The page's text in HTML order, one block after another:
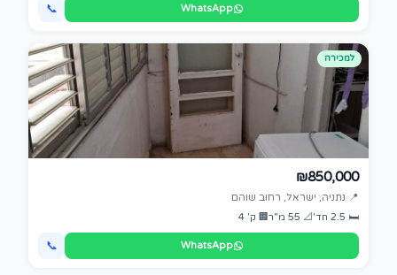
WhatsApp
📞
למכירה
₪850,000
📍 נתניה, ישראל, רחוב שוהם
🛏 2.5 חד' 📐 55 מ"ר 🏢 ק' 4
WhatsApp
📞